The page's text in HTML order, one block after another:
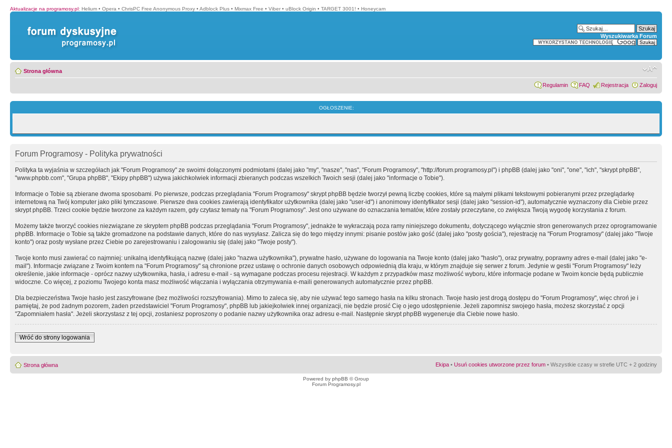
Aktualizacje na programosy.pl: Helium • Opera • ChrisPC Free Anonymous Proxy • Adblock Plus • Mixmax Free • Viber • uBlock Origin • TARGET 3001! • Honeycam
Wyszukiwarka Forum
Strona główna
Regulamin FAQ Rejestracja Zaloguj
OGŁOSZENIE:
Forum Programosy - Polityka prywatności
Polityka ta wyjaśnia w szczegółach jak "Forum Programosy" ze swoimi dołączonymi podmiotami (dalej jako "my", "nasze", "nas", "Forum Programosy", "http://forum.programosy.pl") i phpBB (dalej jako "oni", "one", "ich", "skrypt phpBB",
"www.phpbb.com", "Grupa phpBB", "Ekipy phpBB") używa jakichkolwiek informacji zbieranych podczas wszelkich Twoich sesji (dalej jako "informacje o Tobie").
Informacje o Tobie są zbierane dwoma sposobami. Po pierwsze, podczas przeglądania "Forum Programosy" skrypt phpBB będzie tworzył pewną liczbę cookies, które są małymi plikami tekstowymi pobieranymi przez przeglądarkę
internetową na Twój komputer jako pliki tymczasowe. Pierwsze dwa cookies zawierają identyfikator użytkownika (dalej jako "user-id") i anonimowy identyfikator sesji (dalej jako "session-id"), automatycznie wyznaczony dla Ciebie przez
skrypt phpBB. Trzeci cookie będzie tworzone za każdym razem, gdy czytasz tematy na "Forum Programosy". Jest ono używane do oznaczania tematów, które zostały przeczytane, co zwiększa Twoją wygodę korzystania z forum.
Możemy także tworzyć cookies niezwiązane ze skryptem phpBB podczas przeglądania "Forum Programosy", jednakże te wykraczają poza ramy niniejszego dokumentu, dotyczącego wyłącznie stron generowanych przez oprogramowanie
phpBB. Informacje o Tobie są także gromadzone na podstawie danych, które do nas wysyłasz. Zalicza się do tego między innymi: pisanie postów jako gość (dalej jako "posty gościa"), rejestrację na "Forum Programosy" (dalej jako "Twoje
konto") oraz posty wysłane przez Ciebie po zarejestrowaniu i zalogowaniu się (dalej jako "Twoje posty").
Twoje konto musi zawierać co najmniej: unikalną identyfikującą nazwę (dalej jako "nazwa użytkownika"), prywatne hasło, używane do logowania na Twoje konto (dalej jako "hasło"), oraz prywatny, poprawny adres e-mail (dalej jako "e-
mail"). Informacje związane z Twoim kontem na "Forum Programosy" są chronione przez ustawę o ochronie danych osobowych odpowiednią dla kraju, w którym znajduje się serwer z forum. Jedynie w gestii "Forum Programosy" leży
określenie, jakie informacje - oprócz nazwy użytkownika, hasła, i adresu e-mail - są wymagane podczas procesu rejestracji. W każdym z przypadków masz możliwość wyboru, które informacje podane w Twoim koncie będą publicznie
widoczne. Co więcej, z poziomu Twojego konta masz możliwość włączania i wyłączania otrzymywania e-maili generowanych automatycznie przez phpBB.
Dla bezpieczeństwa Twoje hasło jest zaszyfrowane (bez możliwości rozszyfrowania). Mimo to zaleca się, aby nie używać tego samego hasła na kilku stronach. Twoje hasło jest drogą dostępu do "Forum Programosy", więc chroń je i
pamiętaj, że pod żadnym pozorem, żaden przedstawiciel "Forum Programosy", phpBB lub jakiejkolwiek innej organizacji, nie będzie prosić Cię o jego udostępnienie. Jeżeli zapomnisz swojego hasła, możesz skorzystać z opcji
"Zapomniałem hasła". Jeżeli skorzystasz z tej opcji, zostaniesz poproszony o podanie nazwy użytkownika oraz adresu e-mail. Następnie skrypt phpBB wygeneruje dla Ciebie nowe hasło.
Wróć do strony logowania
Strona główna Ekipa • Usuń cookies utworzone przez forum • Wszystkie czasy w strefie UTC + 2 godziny
Powered by phpBB © Group
Forum Programosy.pl